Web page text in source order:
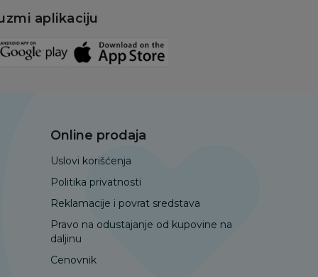
aplikaciju
Online prodaja
Uslovi korišćenja
Politika privatnosti
Reklamacije i povrat sredstava
Pravo na odustajanje od kupovine na
daljinu
Cenovnik